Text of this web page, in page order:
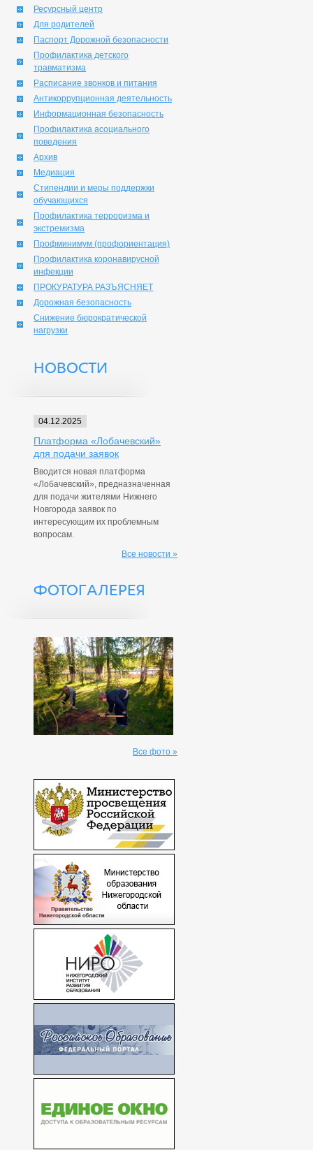
Ресурсный центр
Для родителей
Паспорт Дорожной безопасности
Профилактика детского
травматизма
Расписание звонков и питания
Антикоррупционная деятельность
Информационная безопасность
Профилактика асоциального
поведения
Архив
Медиация
Стипендии и меры поддержки
обучающихся
Профилактика терроризма и
экстремизма
Профминимум (профориентация)
Профилактика коронавирусной
инфекции
ПРОКУРАТУРА РАЗЪЯСНЯЕТ
Дорожная безопасность
Снижение бюрократической
нагрузки
НОВОСТИ
04.12.2025
Платформа «Лобачевский»
для подачи заявок
Вводится новая платформа
«Лобачевский», предназначенная
для подачи жителями Нижнего
Новгорода заявок по
интересующим их проблемным
вопросам.
Все новости »
ФОТОГАЛЕРЕЯ
Все фото »